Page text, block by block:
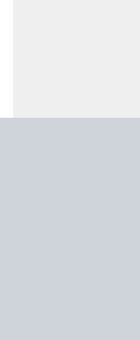
ارزش بازسازی
قالب پادکست
تاب‌آوری در تجارت غذا